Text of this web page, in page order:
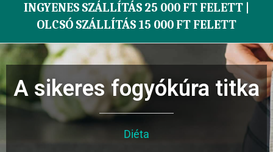
INGYENES SZÁLLÍTÁS 25 000 FT FELETT |
OLCSÓ SZÁLLÍTÁS 15 000 FT FELETT
A sikeres fogyókúra titka
Diéta